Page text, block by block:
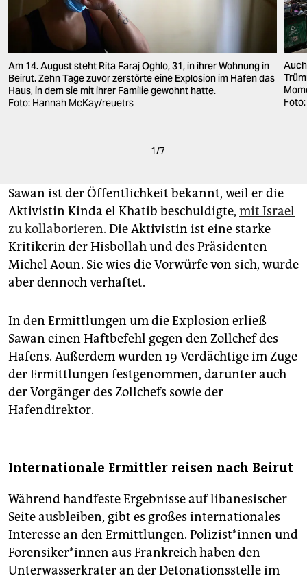
Am 14. August steht Rita Faraj Oghlo, 31, in ihrer Wohnung in
Beirut. Zehn Tage zuvor zerstörte eine Explosion im Hafen das
Haus, in dem sie mit ihrer Familie gewohnt hatte.
Foto: Hannah McKay/reuetrs
1/7
Sawan ist der Öffentlichkeit bekannt, weil er die
Aktivistin Kinda el Khatib beschuldigte, mit Israel
zu kollaborieren. Die Aktivistin ist eine starke
Kritikerin der Hisbollah und des Präsidenten
Michel Aoun. Sie wies die Vorwürfe von sich, wurde
aber dennoch verhaftet.
In den Ermittlungen um die Explosion erließ
Sawan einen Haftbefehl gegen den Zollchef des
Hafens. Außerdem wurden 19 Verdächtige im Zuge
der Ermittlungen festgenommen, darunter auch
der Vorgänger des Zollchefs sowie der
Hafendirektor.
Internationale Ermittler reisen nach Beirut
Während handfeste Ergebnisse auf libanesischer
Seite ausbleiben, gibt es großes internationales
Interesse an den Ermittlungen. Polizist*innen und
Forensiker*innen aus Frankreich haben den
Unterwasserkrater an der Detonationsstelle im